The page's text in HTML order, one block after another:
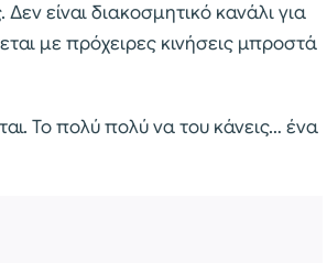
είναι διακοσμητικό κανάλι για
με πρόχειρες κινήσεις μπροστά
Το πολύ πολύ να του κάνεις… ένα